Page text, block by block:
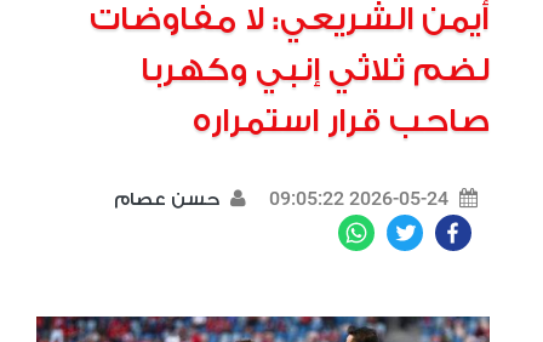
أيمن الشريعي: لا مفاوضات
لضم ثلاثي إنبي وكهربا
صاحب قرار استمراره
2026-05-24 09:05:22 حسن عصام
Facebook
Twitter